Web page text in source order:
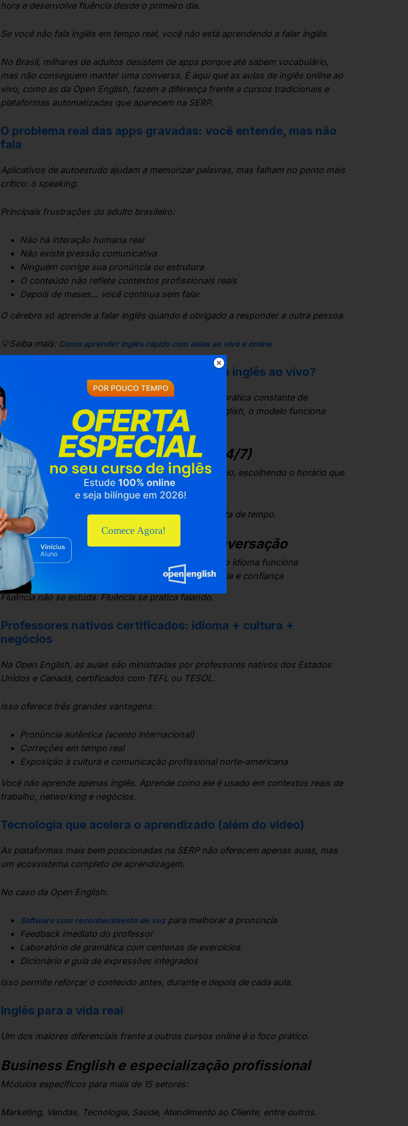
hora e desenvolve fluência desde o primeiro dia.
Se você não fala inglês em tempo real, você não está aprendendo a falar inglês.
No Brasil, milhares de adultos desistem de apps porque até sabem vocabulário,
mas não conseguem manter uma conversa. É aqui que as aulas de inglês online ao
vivo, como as da Open English, fazem a diferença frente a cursos tradicionais e
plataformas automatizadas que aparecem na SERP.
O problema real das apps gravadas: você entende, mas não
fala
Aplicativos de autoestudo ajudam a memorizar palavras, mas falham no ponto mais
crítico: o speaking.
Principais frustrações do adulto brasileiro:
Não há interação humana real
Não existe pressão comunicativa
Ninguém corrige sua pronúncia ou estrutura
O conteúdo não reflete contextos profissionais reais
Depois de meses… você continua sem falar
O cérebro só aprende a falar inglês quando é obrigado a responder a outra pessoa.
💡Saiba mais: Como aprender inglês rápido com aulas ao vivo e online
Como funcionam, na prática, as aulas de inglês ao vivo?
As aulas ao vivo combinam estrutura acadêmica com prática constante de
conversação. Em plataformas líderes como a Open English, o modelo funciona
assim:
Aulas novas a cada 30 minutos (24/7)
Você pode entrar em uma aula sem agendamento prévio, escolhendo o horário que
melhor se encaixa na sua rotina.
Isso elimina a principal barreira do adulto brasileiro: falta de tempo.
Dupla abordagem: estrutura + conversação
Aulas de gramática guiadas: para entender como o idioma funciona
Aulas focadas em conversação: fluência, pronúncia e confiança
Fluência não se estuda. Fluência se pratica falando.
Professores nativos certificados: idioma + cultura +
negócios
Na Open English, as aulas são ministradas por professores nativos dos Estados
Unidos e Canadá, certificados com TEFL ou TESOL.
Isso oferece três grandes vantagens:
Pronúncia autêntica (acento internacional)
Correções em tempo real
Exposição à cultura e comunicação profissional norte-americana
Você não aprende apenas inglês. Aprende como ele é usado em contextos reais de
trabalho, networking e negócios.
Tecnologia que acelera o aprendizado (além do vídeo)
As plataformas mais bem posicionadas na SERP não oferecem apenas aulas, mas
um ecossistema completo de aprendizagem.
No caso da Open English:
Software com reconhecimento de vozpara melhorar a pronúncia
Feedback imediato do professor
Laboratório de gramática com centenas de exercícios
Dicionário e guia de expressões integrados
Isso permite reforçar o conteúdo antes, durante e depois de cada aula.
Inglês para a vida real
Um dos maiores diferenciais frente a outros cursos online é o foco prático.
Business English e especialização profissional
Módulos específicos para mais de 15 setores:
Marketing, Vendas, Tecnologia, Saúde, Atendimento ao Cliente, entre outros.
Comece Agora!